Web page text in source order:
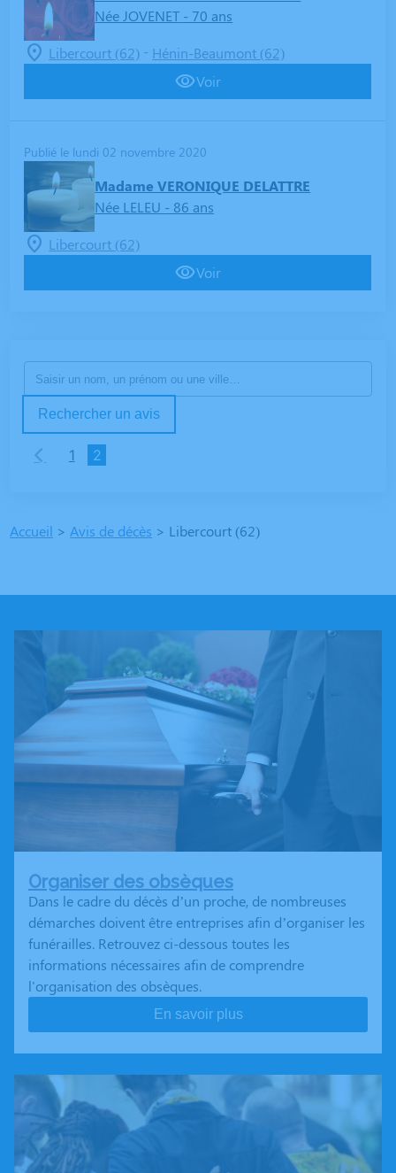
Née JOVENET - 70 ans
Libercourt (62) - Hénin-Beaumont (62)
Voir
Publié le lundi 02 novembre 2020
Madame VERONIQUE DELATTRE
Née LELEU - 86 ans
Libercourt (62)
Voir
Rechercher un avis
1 2
Accueil > Avis de décès > Libercourt (62)
Organiser des obsèques
Dans le cadre du décès d’un proche, de nombreuses
démarches doivent être entreprises afin d’organiser les
funérailles. Retrouvez ci-dessous toutes les
informations nécessaires afin de comprendre
l'organisation des obsèques.
En savoir plus